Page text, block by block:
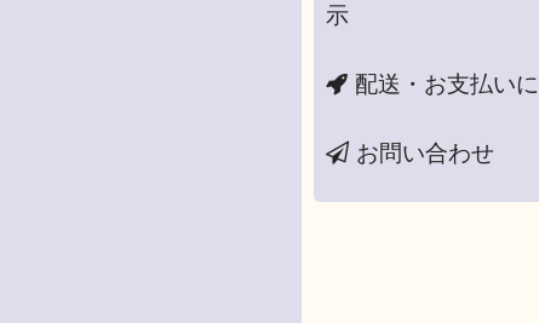
示
配送・お支払い
お問い合わせ